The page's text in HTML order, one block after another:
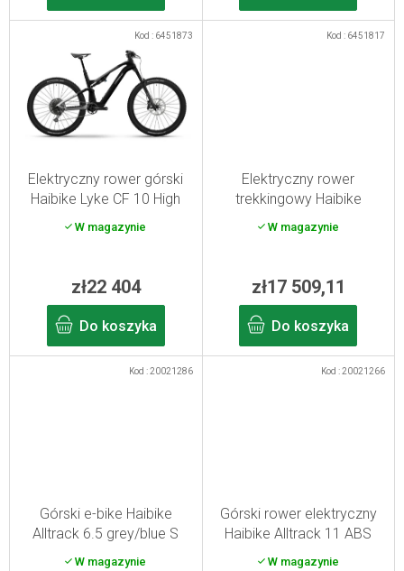
w
Elektryczny rower górski
Haibike Lyke CF 10 High
W magazynie
zł22 404
Do koszyka
Kod : 6451873
Elektryczny rower
trekkingowy Haibike
toffee/sand M w kolorze
W magazynie
zł17 509,11
Do koszyka
Kod : 6451817
Górski e-bike Haibike
Alltrack 6.5 grey/blue S
W magazynie
Kod :20021286
Górski rower elektryczny
Haibike Alltrack 11 ABS
blue/titan L 2026
W magazynie
Kod :20021266